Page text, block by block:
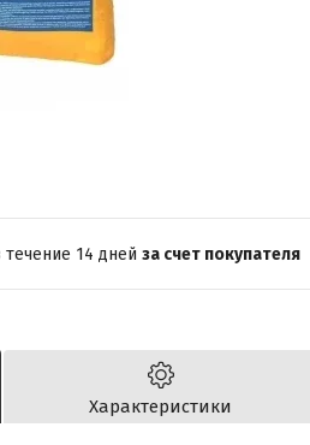
течение 14 дней за счет покупателя
Характеристики